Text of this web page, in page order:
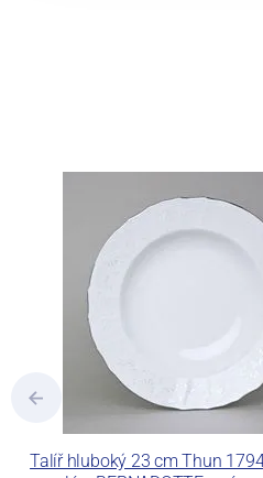
a.s. včetně
tlakového
dekorovat
Concordia
Talíř hluboký 23 cm Thun